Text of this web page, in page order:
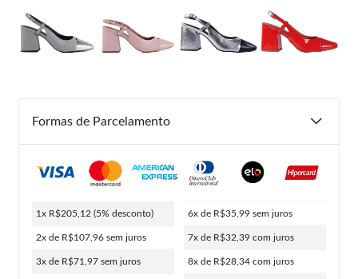
Formas de Parcelamento
1x R$205,12 (5% desconto)
2x de R$107,96 sem juros
3x de R$71,97 sem juros
6x de R$35,99 sem juros
7x de R$32,39 com juros
8x de R$28,34 com juros